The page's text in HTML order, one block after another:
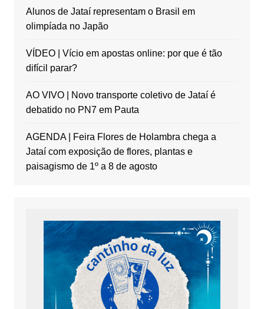
Alunos de Jataí representam o Brasil em
olimpíada no Japão
VÍDEO | Vício em apostas online: por que é tão
difícil parar?
AO VIVO | Novo transporte coletivo de Jataí é
debatido no PN7 em Pauta
AGENDA | Feira Flores de Holambra chega a
Jataí com exposição de flores, plantas e
paisagismo de 1º a 8 de agosto